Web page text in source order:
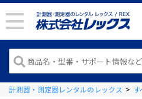
計測器・測定器レンタルのレックス >